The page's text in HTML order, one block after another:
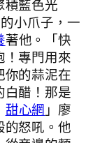
積藍色光
小爪子，一
著他。「快
！專門用來
你的蒜泥在
白醋！那是
甜心網」廖
的怒吼。他